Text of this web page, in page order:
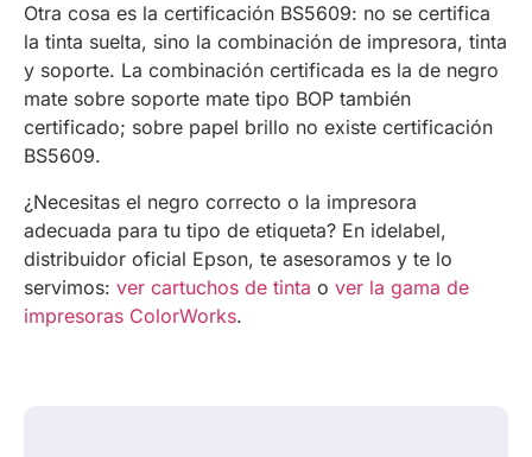
Otra cosa es la certificación BS5609: no se certifica
la tinta suelta, sino la combinación de impresora, tinta
y soporte. La combinación certificada es la de negro
mate sobre soporte mate tipo BOP también
certificado; sobre papel brillo no existe certificación
BS5609.
¿Necesitas el negro correcto o la impresora
adecuada para tu tipo de etiqueta? En idelabel,
distribuidor oficial Epson, te asesoramos y te lo
servimos: ver cartuchos de tinta o ver la gama de
impresoras ColorWorks.